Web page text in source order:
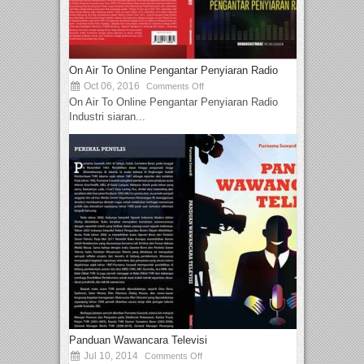
On Air To Online Pengantar Penyiaran Radio
Oct 06, 2016 Comments Off
On Air To Online Pengantar Penyiaran Radio
Industri siaran...
Panduan Wawancara Televisi
Jul 10, 2014 Comments Off